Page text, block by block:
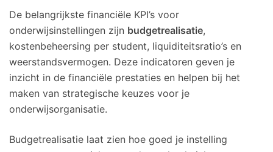
De belangrijkste financiële KPI’s voor
onderwijsinstellingen zijn budgetrealisatie,
kostenbeheersing per student, liquiditeitsratio’s en
weerstandsvermogen. Deze indicatoren geven je
inzicht in de financiële prestaties en helpen bij het
maken van strategische keuzes voor je
onderwijsorganisatie.
Budgetrealisatie laat zien hoe goed je instelling